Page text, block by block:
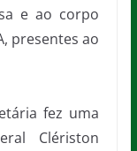
e ao corpo
presentes ao
fez uma
Clériston